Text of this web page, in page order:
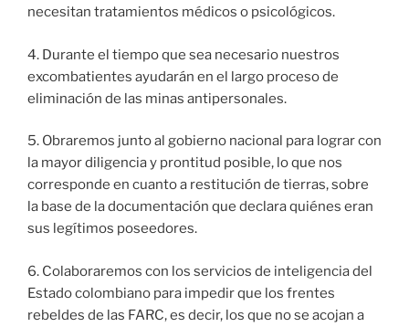
necesitan tratamientos médicos o psicológicos.
4. Durante el tiempo que sea necesario nuestros
excombatientes ayudarán en el largo proceso de
eliminación de las minas antipersonales.
5. Obraremos junto al gobierno nacional para lograr con
la mayor diligencia y prontitud posible, lo que nos
corresponde en cuanto a restitución de tierras, sobre
la base de la documentación que declara quiénes eran
sus legítimos poseedores.
6. Colaboraremos con los servicios de inteligencia del
Estado colombiano para impedir que los frentes
rebeldes de las FARC, es decir, los que no se acojan a